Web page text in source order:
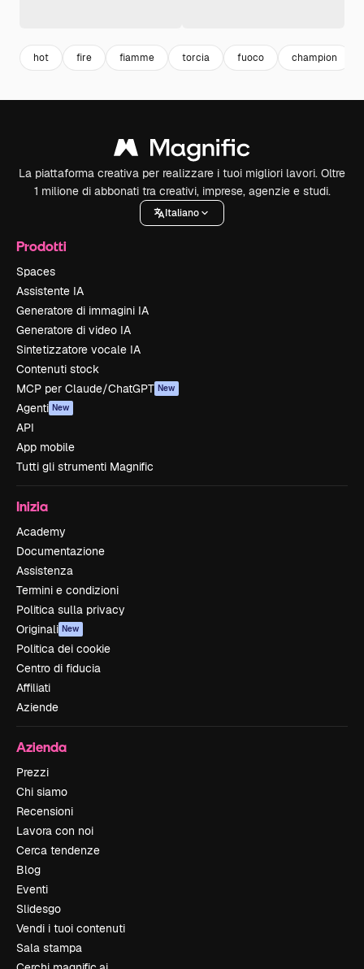
hot fire fiamme torcia fuoco champion
La piattaforma creativa per realizzare i tuoi migliori lavori. Oltre
1 milione di abbonati tra creativi, imprese, agenzie e studi.
Italiano
Prodotti
Spaces
Assistente IA
Generatore di immagini IA
Generatore di video IA
Sintetizzatore vocale IA
Contenuti stock
MCP per Claude/ChatGPT New
Agenti New
API
App mobile
Tutti gli strumenti Magnific
Inizia
Academy
Documentazione
Assistenza
Termini e condizioni
Politica sulla privacy
Originali New
Politica dei cookie
Centro di fiducia
Affiliati
Aziende
Azienda
Prezzi
Chi siamo
Recensioni
Lavora con noi
Cerca tendenze
Blog
Eventi
Slidesgo
Vendi i tuoi contenuti
Sala stampa